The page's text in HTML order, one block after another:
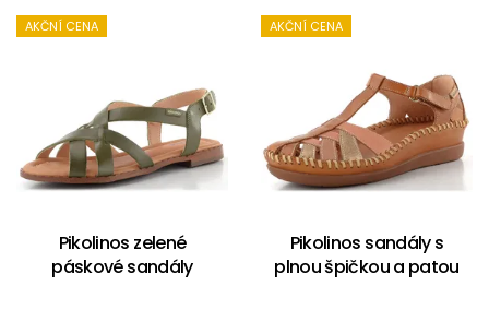
AKČNÍ CENA
Pikolinos zelené
páskové sandály
AKČNÍ CENA
Pikolinos sandály s
plnou špičkou a patou